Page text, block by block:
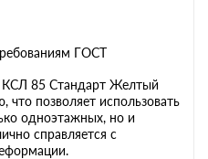
ГОСТ
85 Стандарт Желтый
что позволяет использовать
одноэтажных, но и
справляется с